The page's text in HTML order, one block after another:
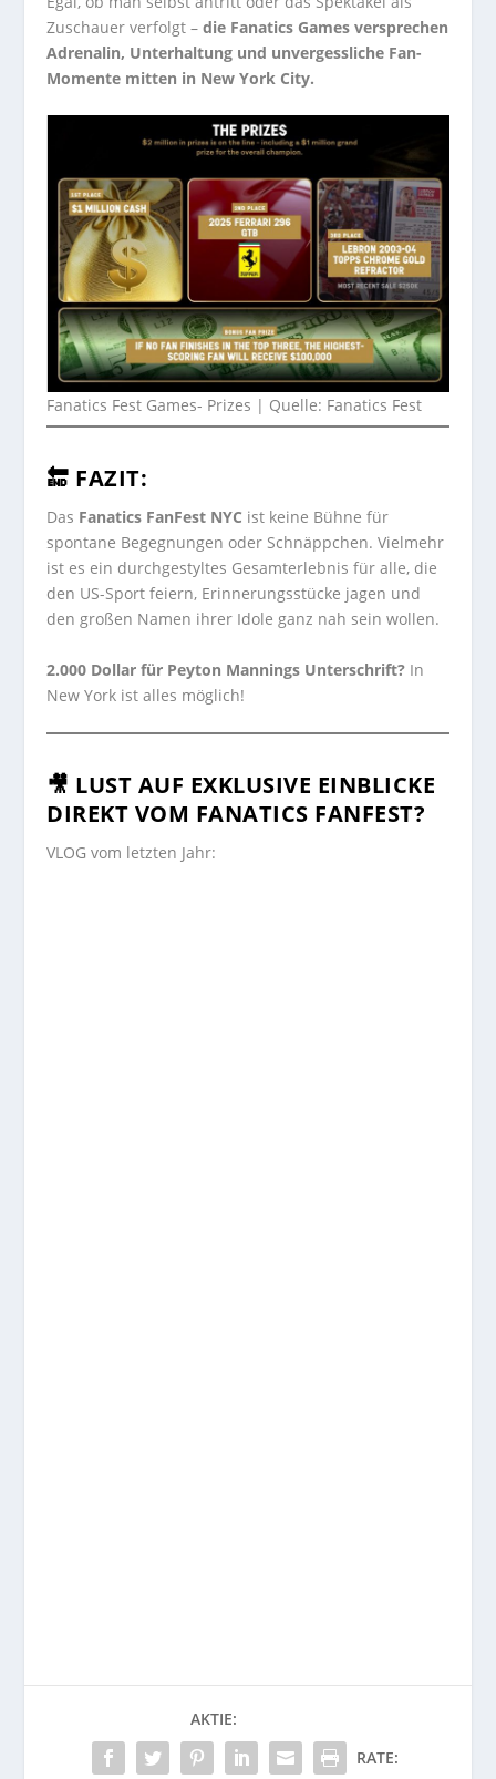
Zuschauer verfolgt –die Fanatics Games versprechen
Adrenalin, Unterhaltung und unvergessliche Fan-
Momente mitten in New York City.
Fanatics Fest Games- Prizes | Quelle: Fanatics Fest
🔚 FAZIT:
Das Fanatics FanFest NYC ist keine Bühne für
spontane Begegnungen oder Schnäppchen. Vielmehr
ist es ein durchgestyltes Gesamterlebnis für alle, die
den US-Sport feiern, Erinnerungsstücke jagen und
den großen Namen ihrer Idole ganz nah sein wollen.
2.000 Dollar für Peyton Mannings Unterschrift? In
New York ist alles möglich!
🎥 LUST AUF EXKLUSIVE EINBLICKE
DIREKT VOM FANATICS FANFEST?
VLOG vom letzten Jahr:
AKTIE:
RATE: